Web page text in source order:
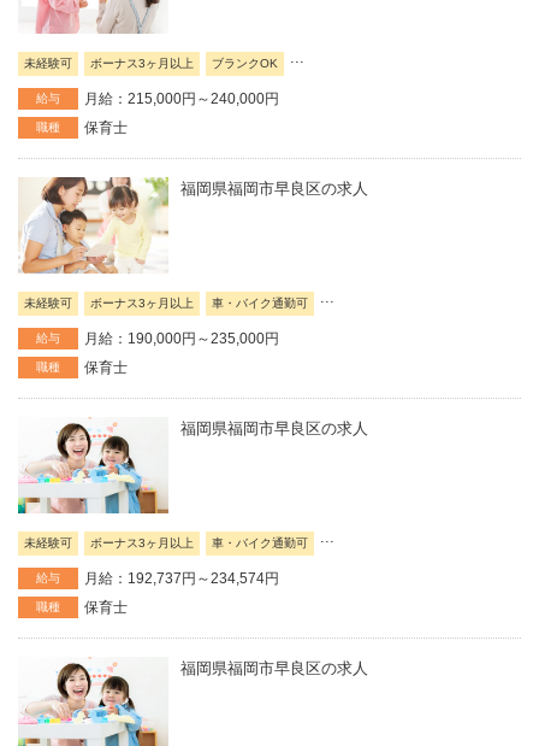
未経験可 ボーナス3ヶ月以上 ブランクOK
給与 月給：215,000円～240,000円
職種 保育士
福岡県福岡市早良区の求人
未経験可 ボーナス3ヶ月以上 車・バイク通勤可 ...
給与 月給：190,000円～235,000円
職種 保育士
福岡県福岡市早良区の求人
未経験可 ボーナス3ヶ月以上 車・バイク通勤可 ...
給与 月給：192,737円～234,574円
職種 保育士
福岡県福岡市早良区の求人